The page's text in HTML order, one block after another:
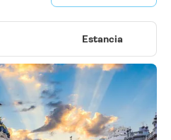
Estancia